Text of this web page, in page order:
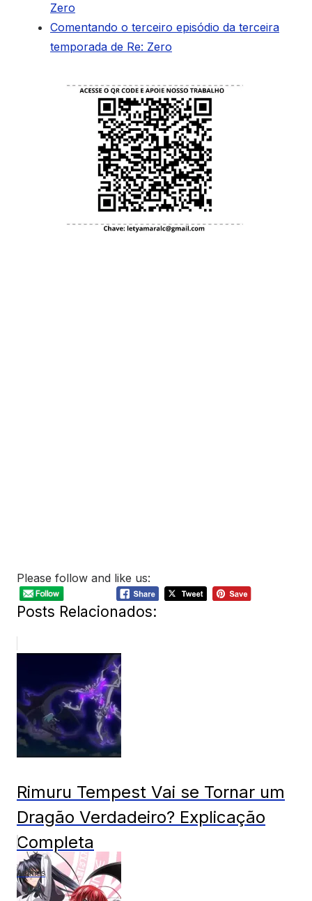
Zero
Comentando o terceiro episódio da terceira
temporada de Re: Zero
Please follow and like us:
Posts Relacionados:
Rimuru Tempest Vai se Tornar um
Dragão Verdadeiro? Explicação
Completa
Animes